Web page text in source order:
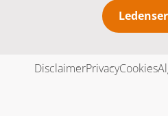
DisclaimerPrivacyCookies